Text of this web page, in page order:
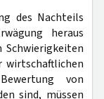
des Nachteils
heraus
wirtschaftlichen
von
sind, müssen